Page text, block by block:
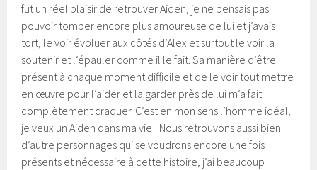
fut un réel plaisir de retrouver Aiden, je ne pensais pas
pouvoir tomber encore plus amoureuse de lui et j’avais
tort, le voir évoluer aux côtés d’Alex et surtout le voir la
soutenir et l’épauler comme il le fait. Sa manière d’être
présent à chaque moment difficile et de le voir tout mettre
en œuvre pour l’aider et la garder près de lui m’a fait
complètement craquer. C’est en mon sens l’homme idéal,
je veux un Aiden dans ma vie ! Nous retrouvons aussi bien
d’autre personnages qui se voudrons encore une fois
présents et nécessaire à cette histoire, j’ai beaucoup